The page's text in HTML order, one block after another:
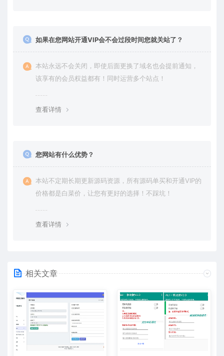
如果在您网站开通VIP会不会过段时间您就关站了？
本站永远不会关闭，即使后面更换了域名也会提前通知，
该享有的会员权益都有！同时运营多个站点！
查看详情
您网站有什么优势？
本站不定期长期更新源码资源，所有源码单买和开通VIP的
价格都是白菜价，让您有更好的选择！不踩坑！
查看详情
相关文章